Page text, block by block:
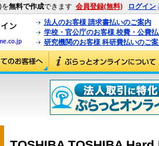
)を無料で作成できます 会員登録(無料) ログイン
法人のお客様 請求書払いのご案内
学校・官公庁のお客様 校費・公費
研究機関のお客様 科研費払いのご